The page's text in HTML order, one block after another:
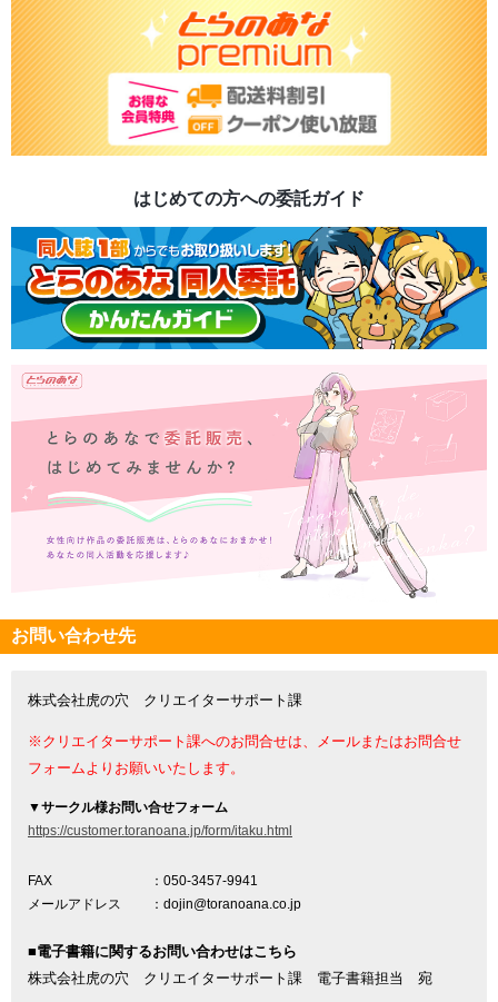
はじめての方への委託ガイド
お問い合わせ先
株式会社虎の穴 クリエイターサポート課
※クリエイターサポート課へのお問合せは、メールまたはお問合せ
フォームよりお願いいたします。
▼サークル様お問い合せフォーム
https://customer.toranoana.jp/form/itaku.html
FAX
：050-3457-9941
メールアドレス
：dojin@toranoana.co.jp
■電子書籍に関するお問い合わせはこちら
株式会社虎の穴 クリエイターサポート課 電子書籍担当 宛